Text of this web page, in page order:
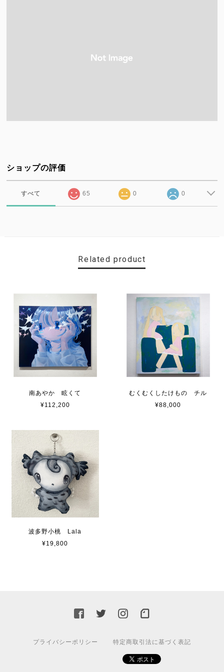
ショップの評価
すべて 65 0 0
Related product
南あやか 眩くて
¥112,200
むくむくしたけもの チル
¥88,000
波多野小桃 Lala
¥19,800
プライバシーポリシー 特定商取引法に基づく表記